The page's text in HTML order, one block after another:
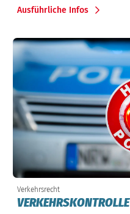
Ausführliche Infos
Verkehrsrecht
VERKEHRSKONTROLLE